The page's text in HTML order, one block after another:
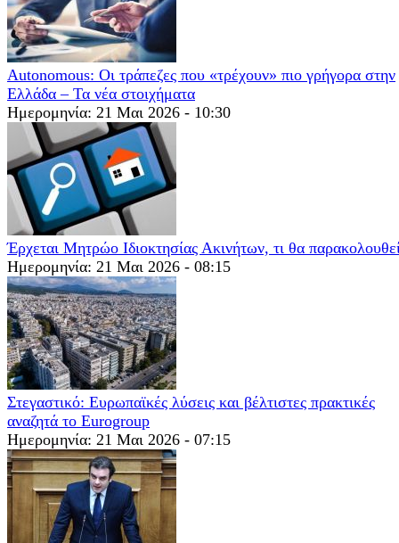
Autonomous: Οι τράπεζες που «τρέχουν» πιο γρήγορα στην
Ελλάδα – Τα νέα στοιχήματα
Ημερομηνία: 21 Μαι 2026 - 10:30
Έρχεται Μητρώο Ιδιοκτησίας Ακινήτων, τι θα
Ημερομηνία: 21 Μαι 2026 - 08:15
Στεγαστικό: Ευρωπαϊκές λύσεις και βέλτιστες πρακτικές
αναζητά το Eurogroup
Ημερομηνία: 21 Μαι 2026 - 07:15